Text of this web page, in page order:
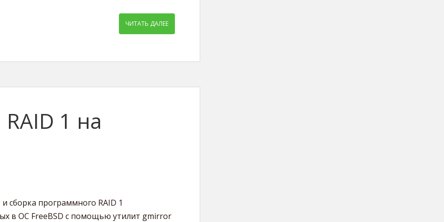
ЧИТАТЬ ДАЛЕЕ
1 на
сборка программного RAID 1
в ОС FreeBSD с помощью утилит gmirror